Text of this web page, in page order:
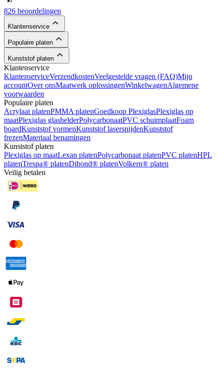
826 beoordelingen
Klantenservice
Populaire platen
Kunststof platen
Klantenservice
KlantenserviceVerzendkostenVeelgestelde vragen (FAQ)Mijn
accountOver onsMaatwerk oplossingenWinkelwagenAlgemene
voorwaarden
Populaire platen
Acrylaat platenPMMA platenGoedkoop PlexiglasPlexiglas op
maatPlexiglas glashelderPolycarbonaatPVC schuimplaatFoam
boardKunststof vormenKunststof lasersnijdenKunststof
frezenMateriaal benamingen
Kunststof platen
Plexiglas op maatLexan platenPolycarbonaat platenPVC platenHPL
platenTrespa® platenDibond® platenVolkern® platen
Veilig betalen